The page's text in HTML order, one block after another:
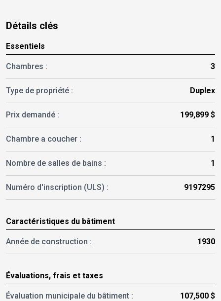
Détails clés
Essentiels
Chambres : 3
Type de propriété : Duplex
Prix demandé : 199,899 $
Chambre a coucher : 1
Nombre de salles de bains : 1
Numéro d'inscription (ULS) : 9197295
Caractéristiques du bâtiment
Année de construction : 1930
Évaluations, frais et taxes
Évaluation municipale du bâtiment : 107,500 $